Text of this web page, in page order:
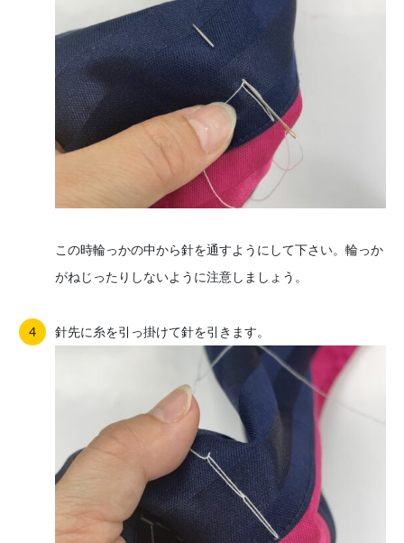
この時輪っかの中から針を通すようにして下さい。輪っか
がねじったりしないように注意しましょう。
針先に糸を引っ掛けて針を引きます。